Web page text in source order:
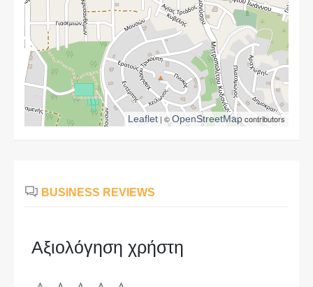
Leaflet | ©OpenStreetMapcontributors
BUSINESS REVIEWS
Αξιολόγηση χρήστη